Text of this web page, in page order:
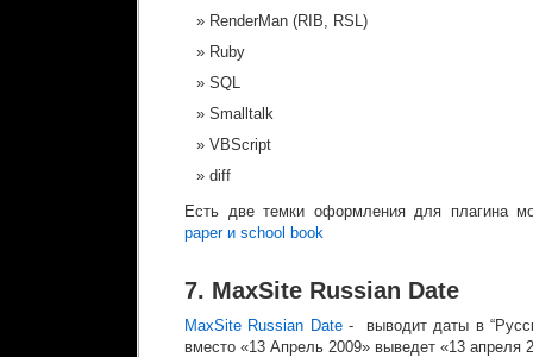
RenderMan (RIB, RSL)
Ruby
SQL
Smalltalk
VBScript
diff
Есть две темки оформления для плагина
paper и school book
7. MaxSite Russian Date
MaxSite Russian Date- выводит даты в
вместо «13 Апрель 2009» выведет «13 апреля